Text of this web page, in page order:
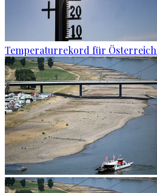
Temperaturrekord für